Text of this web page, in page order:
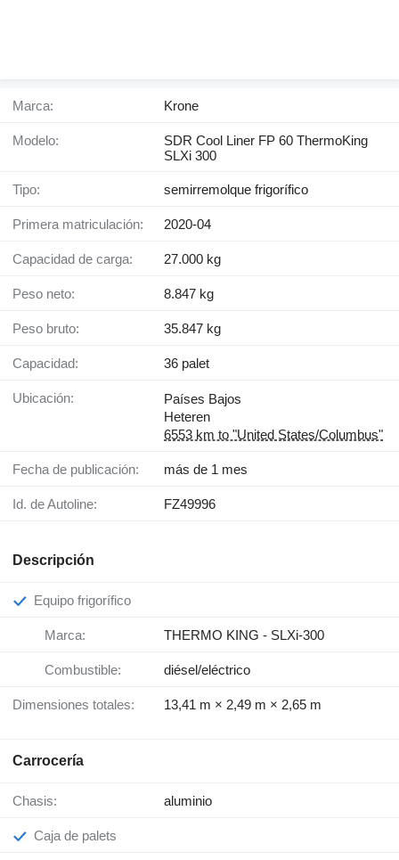
Marca: Krone
Modelo:
SDR Cool Liner FP 60 ThermoKing
SLXi 300
Tipo: semirremolque frigorífico
Primera matriculación: 2020-04
Capacidad de carga: 27.000 kg
Peso neto: 8.847 kg
Peso bruto: 35.847 kg
Capacidad: 36 palet
Ubicación:
Países Bajos
Heteren
6553 km to "United States/Columbus"
Fecha de publicación: más de 1 mes
Id. de Autoline: FZ49996
Descripción
Equipo frigorífico
Marca: THERMO KING - SLXi-300
Combustible: diésel/eléctrico
Dimensiones totales: 13,41 m × 2,49 m × 2,65 m
Carrocería
Chasis: aluminio
Caja de palets